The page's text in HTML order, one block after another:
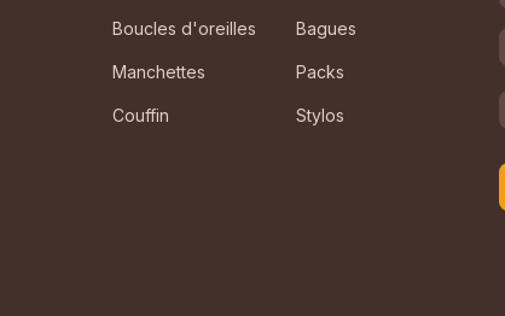
Boucles d'oreilles Bagues
Manchettes Packs
Couffin Stylos